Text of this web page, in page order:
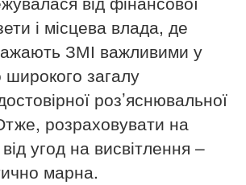
і місцева влада, де
ЗМІ важливими у
загалу
роз’яснювальної
розраховувати на
угод на висвітлення –
марна.